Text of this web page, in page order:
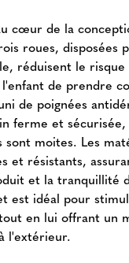
cœur de la
roues, disposées
réduisent le
de prendre
de poignées
ferme et
sont moites. Les
et résistants,
et la tranquillité
est idéal pour
en lui offrant un
l'extérieur.